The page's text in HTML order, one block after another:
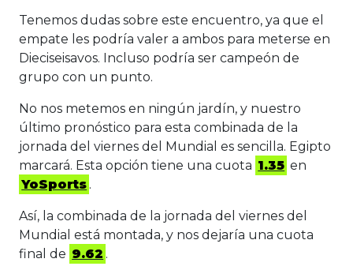
Tenemos dudas sobre este encuentro, ya que el
empate les podría valer a ambos para meterse en
Dieciseisavos. Incluso podría ser campeón de
grupo con un punto.
No nos metemos en ningún jardín, y nuestro
último pronóstico para esta combinada de la
jornada del viernes del Mundial es sencilla. Egipto
marcará. Esta opción tiene una cuota 1.35 en
YoSports .
Así, la combinada de la jornada del viernes del
Mundial está montada, y nos dejaría una cuota
final de 9.62 .